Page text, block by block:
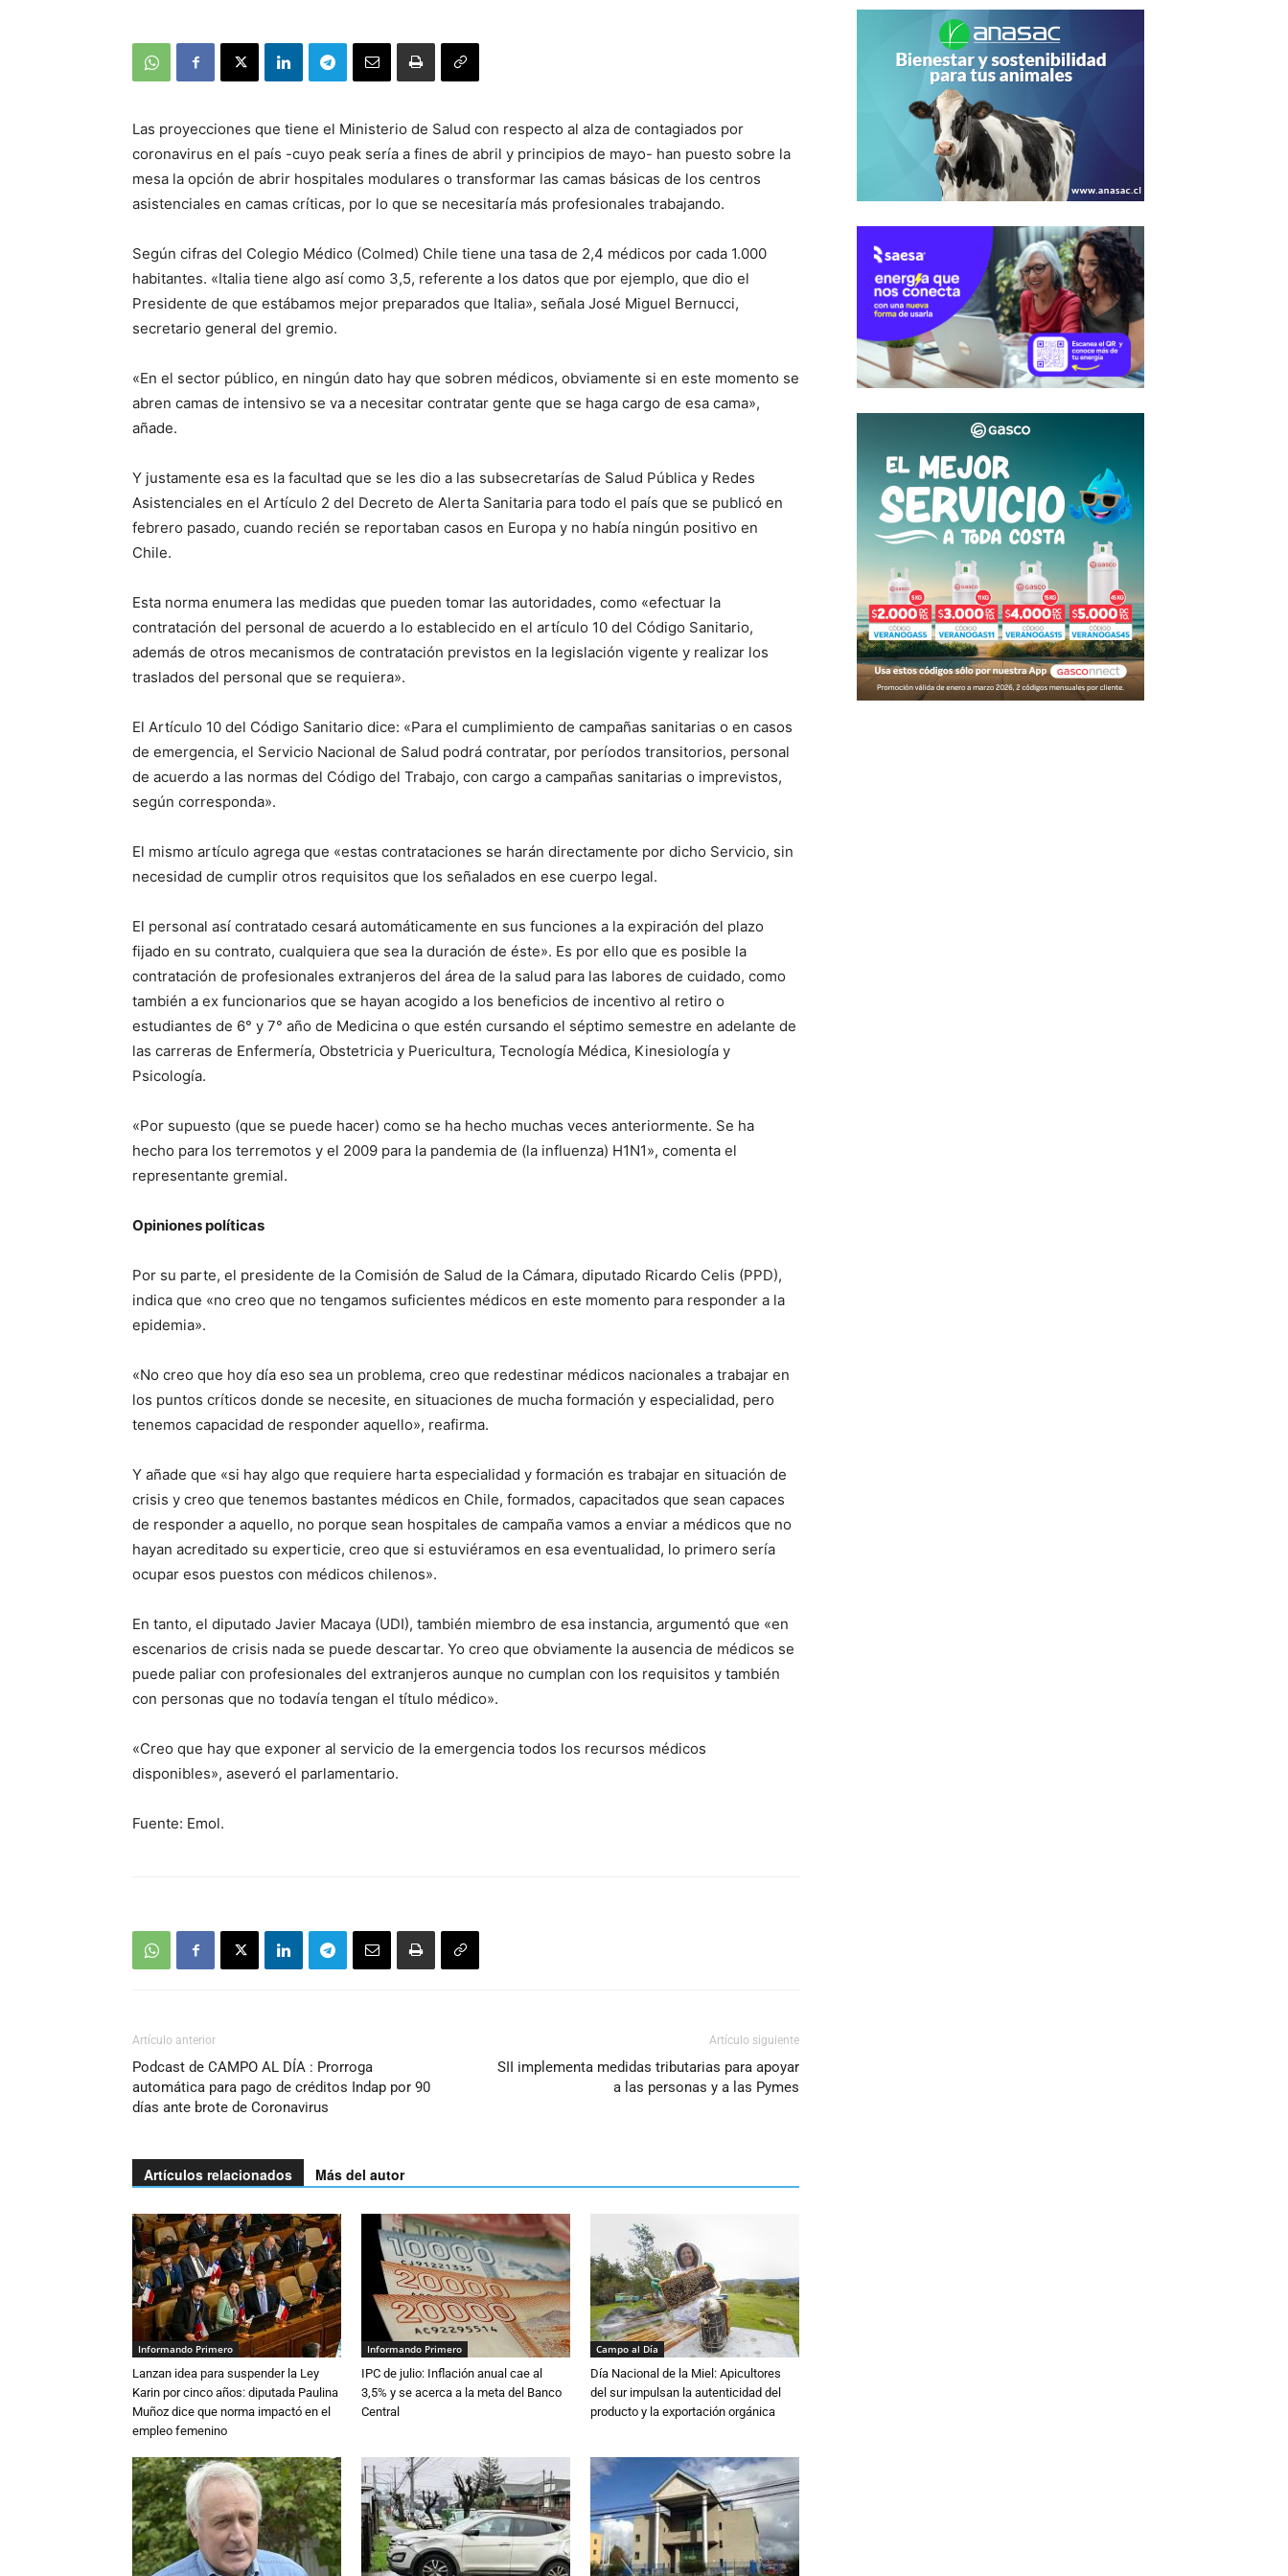
Las proyecciones que tiene el Ministerio de Salud con respecto al alza de contagiados por
coronavirus en el país -cuyo peak sería a fines de abril y principios de mayo- han puesto sobre la
mesa la opción de abrir hospitales modulares o transformar las camas básicas de los centros
asistenciales en camas críticas, por lo que se necesitaría más profesionales trabajando.
Según cifras del Colegio Médico (Colmed) Chile tiene una tasa de 2,4 médicos por cada 1.000
habitantes. «Italia tiene algo así como 3,5, referente a los datos que por ejemplo, que dio el
Presidente de que estábamos mejor preparados que Italia», señala José Miguel Bernucci,
secretario general del gremio.
«En el sector público, en ningún dato hay que sobren médicos, obviamente si en este momento se
abren camas de intensivo se va a necesitar contratar gente que se haga cargo de esa cama»,
añade.
Y justamente esa es la facultad que se les dio a las subsecretarías de Salud Pública y Redes
Asistenciales en el Artículo 2 del Decreto de Alerta Sanitaria para todo el país que se publicó en
febrero pasado, cuando recién se reportaban casos en Europa y no había ningún positivo en
Chile.
Esta norma enumera las medidas que pueden tomar las autoridades, como «efectuar la
contratación del personal de acuerdo a lo establecido en el artículo 10 del Código Sanitario,
además de otros mecanismos de contratación previstos en la legislación vigente y realizar los
traslados del personal que se requiera».
El Artículo 10 del Código Sanitario dice: «Para el cumplimiento de campañas sanitarias o en casos
de emergencia, el Servicio Nacional de Salud podrá contratar, por períodos transitorios, personal
de acuerdo a las normas del Código del Trabajo, con cargo a campañas sanitarias o imprevistos,
según corresponda».
El mismo artículo agrega que «estas contrataciones se harán directamente por dicho Servicio, sin
necesidad de cumplir otros requisitos que los señalados en ese cuerpo legal.
El personal así contratado cesará automáticamente en sus funciones a la expiración del plazo
fijado en su contrato, cualquiera que sea la duración de éste». Es por ello que es posible la
contratación de profesionales extranjeros del área de la salud para las labores de cuidado, como
también a ex funcionarios que se hayan acogido a los beneficios de incentivo al retiro o
estudiantes de 6° y 7° año de Medicina o que estén cursando el séptimo semestre en adelante de
las carreras de Enfermería, Obstetricia y Puericultura, Tecnología Médica, Kinesiología y
Psicología.
«Por supuesto (que se puede hacer) como se ha hecho muchas veces anteriormente. Se ha
hecho para los terremotos y el 2009 para la pandemia de (la influenza) H1N1», comenta el
representante gremial.
Opiniones políticas
Por su parte, el presidente de la Comisión de Salud de la Cámara, diputado Ricardo Celis (PPD),
indica que «no creo que no tengamos suficientes médicos en este momento para responder a la
epidemia».
«No creo que hoy día eso sea un problema, creo que redestinar médicos nacionales a trabajar en
los puntos críticos donde se necesite, en situaciones de mucha formación y especialidad, pero
tenemos capacidad de responder aquello», reafirma.
Y añade que «si hay algo que requiere harta especialidad y formación es trabajar en situación de
crisis y creo que tenemos bastantes médicos en Chile, formados, capacitados que sean capaces
de responder a aquello, no porque sean hospitales de campaña vamos a enviar a médicos que no
hayan acreditado su experticie, creo que si estuviéramos en esa eventualidad, lo primero sería
ocupar esos puestos con médicos chilenos».
En tanto, el diputado Javier Macaya (UDI), también miembro de esa instancia, argumentó que «en
escenarios de crisis nada se puede descartar. Yo creo que obviamente la ausencia de médicos se
puede paliar con profesionales del extranjeros aunque no cumplan con los requisitos y también
con personas que no todavía tengan el título médico».
«Creo que hay que exponer al servicio de la emergencia todos los recursos médicos
disponibles», aseveró el parlamentario.
Fuente: Emol.
Artículo anterior
Podcast de CAMPO AL DÍA : Prorroga
automática para pago de créditos Indap por 90
días ante brote de Coronavirus
Artículo siguiente
SII implementa medidas tributarias para apoyar
a las personas y a las Pymes
Artículos relacionados Más del autor
Informando Primero
Lanzan idea para suspender la Ley
Karin por cinco años: diputada Paulina
Muñoz dice que norma impactó en el
empleo femenino
Informando Primero
IPC de julio: Inflación anual cae al
3,5% y se acerca a la meta del Banco
Central
Campo al Día
Día Nacional de la Miel: Apicultores
del sur impulsan la autenticidad del
producto y la exportación orgánica